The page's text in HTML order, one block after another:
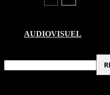
AUDIOVISUEL